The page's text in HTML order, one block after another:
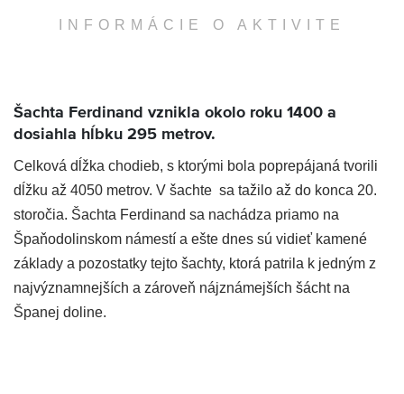
INFORMÁCIE O AKTIVITE
Šachta Ferdinand vznikla okolo roku 1400 a
dosiahla hĺbku 295 metrov.
Celková dĺžka chodieb, s ktorými bola poprepájaná tvorili
dĺžku až 4050 metrov. V šachte sa tažilo až do konca 20.
storočia. Šachta Ferdinand sa nachádza priamo na
Špaňodolinskom námestí a ešte dnes sú vidieť kamené
základy a pozostatky tejto šachty, ktorá patrila k jedným z
najvýznamnejších a zároveň nájznámejších šácht na
Španej doline.